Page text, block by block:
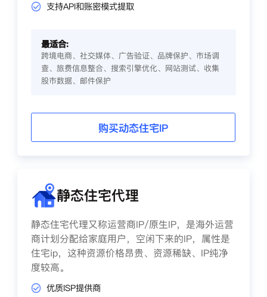
支持API和账密模式提取
最适合:
跨境电商、社交媒体、广告验证、品牌保护、市场调
查、旅费信息整合、搜索引擎优化、网站测试、收集
股市数据、邮件保护
购买动态住宅IP
静态住宅代理
静态住宅代理又称运营商IP/原生IP，是海外运营
商计划分配给家庭用户，空闲下来的IP，属性是
住宅ip，这种资源价格昂贵、资源稀缺、IP纯净
度较高。
优质ISP提供商